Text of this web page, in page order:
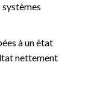
à un état
nettement